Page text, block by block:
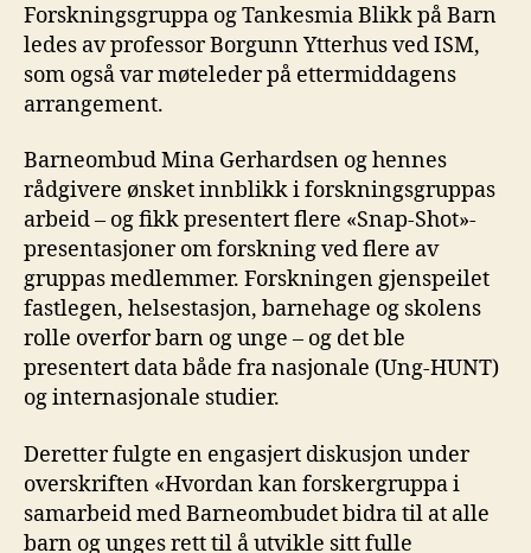
Forskningsgruppa og Tankesmia Blikk på Barn
ledes av professor Borgunn Ytterhus ved ISM,
som også var møteleder på ettermiddagens
arrangement.
Barneombud Mina Gerhardsen og hennes
rådgivere ønsket innblikk i forskningsgruppas
arbeid – og fikk presentert flere «Snap-Shot»-
presentasjoner om forskning ved flere av
gruppas medlemmer. Forskningen gjenspeilet
fastlegen, helsestasjon, barnehage og skolens
rolle overfor barn og unge – og det ble
presentert data både fra nasjonale (Ung-HUNT)
og internasjonale studier.
Deretter fulgte en engasjert diskusjon under
overskriften «Hvordan kan forskergruppa i
samarbeid med Barneombudet bidra til at alle
barn og unges rett til å utvikle sitt fulle